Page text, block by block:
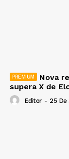
Nova
supera X de
Editor - 25 De